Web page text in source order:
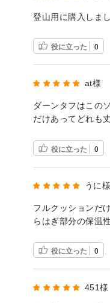
登山用に購入しま
役に立った 0
at様
ダーンタフはこの
だけあってどれも
役に立った 0
うに様
フルクッションだ
らはぎ部分の保温
役に立った 0
451様